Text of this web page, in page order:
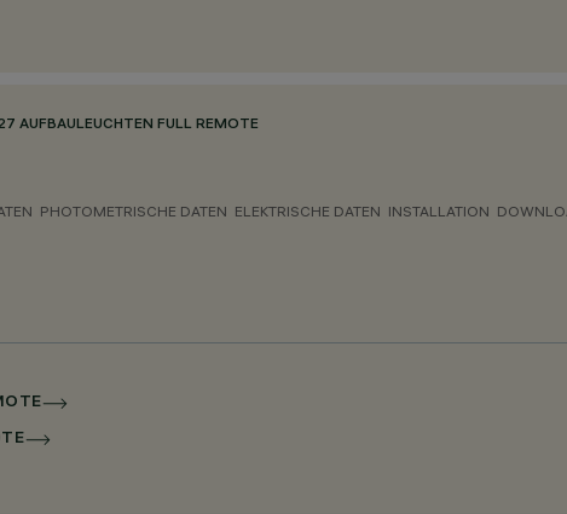
AUFBAULEUCHTEN FULL REMOTE
PHOTOMETRISCHE DATEN ELEKTRISCHE DATEN INSTALLATION